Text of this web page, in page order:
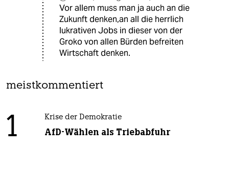
Vor allem muss man ja auch an die
Zukunft denken,an all die herrlich
lukrativen Jobs in dieser von der
Groko von allen Bürden befreiten
Wirtschaft denken.
meistkommentiert
1 Krise der Demokratie
AfD-Wählen als Triebabfuhr